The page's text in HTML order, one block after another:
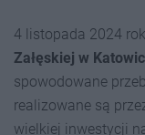
4 listopada 2024
Załęskiej w
spowodowane
realizowane są
wielkiej inwestycji